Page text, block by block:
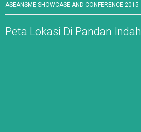
ASEANSME SHOWCASE AND CONFERENCE 2015
Peta Lokasi Di Pandan Indah